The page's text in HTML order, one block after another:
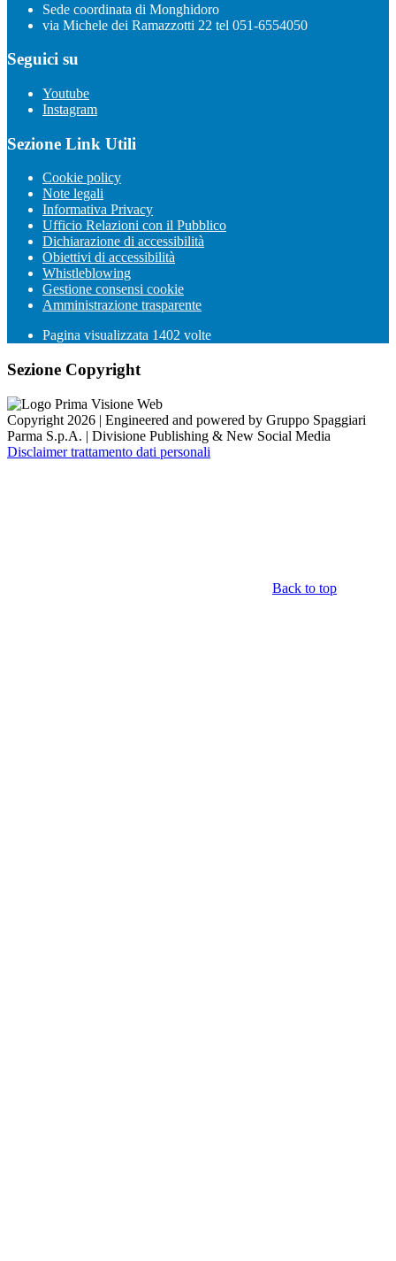
Sede coordinata di Monghidoro
via Michele dei Ramazzotti 22 tel 051-6554050
Seguici su
Youtube
Instagram
Sezione Link Utili
Cookie policy
Note legali
Informativa Privacy
Ufficio Relazioni con il Pubblico
Dichiarazione di accessibilità
Obiettivi di accessibilità
Whistleblowing
Gestione consensi cookie
Amministrazione trasparente
Pagina visualizzata 1402 volte
Sezione Copyright
Copyright 2026 | Engineered and powered by Gruppo Spaggiari
Parma S.p.A. | Divisione Publishing & New Social Media
Disclaimer trattamento dati personali
Back to top